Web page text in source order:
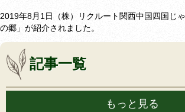
2019年8月1日（株）リクルート関西中国四国じ
の郷」が紹介されました。
記事一覧
もっと見る